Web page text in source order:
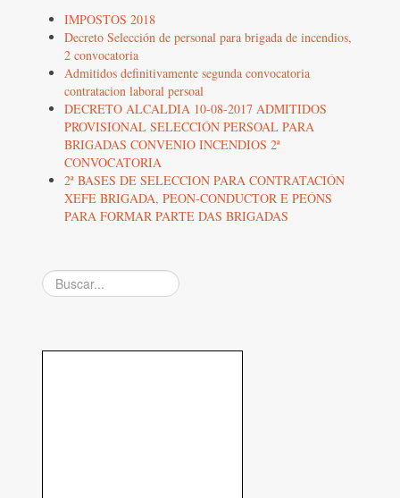
IMPOSTOS 2018
Decreto Selección de personal para brigada de incendios,
2 convocatoria
Admitidos definitivamente segunda convocatoria
contratacion laboral persoal
DECRETO ALCALDIA 10-08-2017 ADMITIDOS
PROVISIONAL SELECCIÓN PERSOAL PARA
BRIGADAS CONVENIO INCENDIOS 2ª
CONVOCATORIA
2ª BASES DE SELECCION PARA CONTRATACIÓN
XEFE BRIGADA, PEON-CONDUCTOR E PEÓNS
PARA FORMAR PARTE DAS BRIGADAS
Buscar...